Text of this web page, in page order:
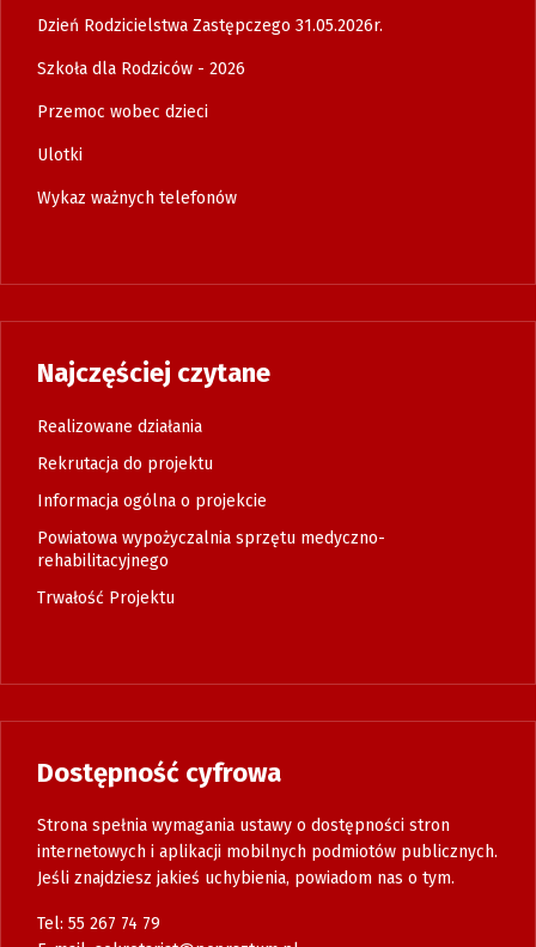
Dzień Rodzicielstwa Zastępczego 31.05.2026r.
Szkoła dla Rodziców - 2026
Przemoc wobec dzieci
Ulotki
Wykaz ważnych telefonów
Najczęściej czytane
Realizowane działania
Rekrutacja do projektu
Informacja ogólna o projekcie
Powiatowa wypożyczalnia sprzętu medyczno-
rehabilitacyjnego
Trwałość Projektu
Dostępność cyfrowa
Strona spełnia wymagania ustawy o dostępności stron
internetowych i aplikacji mobilnych podmiotów publicznych.
Jeśli znajdziesz jakieś uchybienia, powiadom nas o tym.
Tel: 55 267 74 79